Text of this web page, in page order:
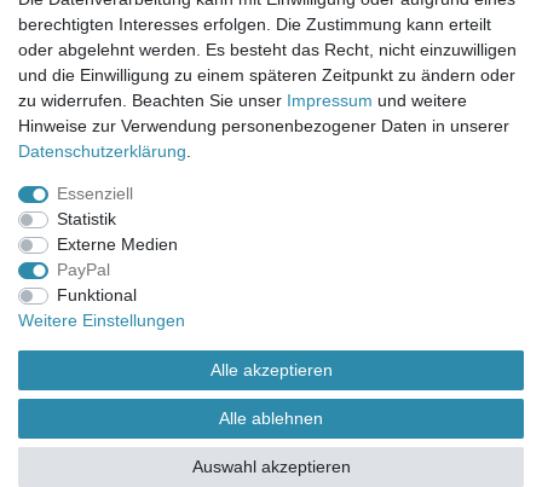
Gottlieb-Daimler-Str. 10
33334 Gütersloh
ÖFFNUNGSZEITEN
Montag - Dienstag: 8.00 - 18.00 Uhr, Mittwoch Ruhetag,
Donnerstag: 8.00 - 18.00 Uhr, Freitag 8.00 - 14.00 Uhr
KUNDENSERVICE
Telefon: (05241) 403 22 38
E-Mail: info@stoffamstueck.de
Alle Preise inklusive gesetzlicher Mehrwertsteuer und
zuzüglichVersandkosten. * Pflichtfeld
berechtigten Interesses erfolgen. Die Zustimmung kann erteilt
oder abgelehnt werden. Es besteht das Recht, nicht einzuwilligen
und die Einwilligung zu einem späteren Zeitpunkt zu ändern oder
zu widerrufen. Beachten Sie unser Impressum und weitere
Hinweise zur Verwendung personenbezogener Daten in unserer
Daten­schutz­erklärung
Essenziell
Statistik
Externe Medien
PayPal
Funktional
Weitere Einstellungen
Alle akzeptieren
Alle ablehnen
Auswahl akzeptieren